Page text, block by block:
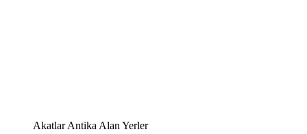
Akatlar Antika Alan Yerler